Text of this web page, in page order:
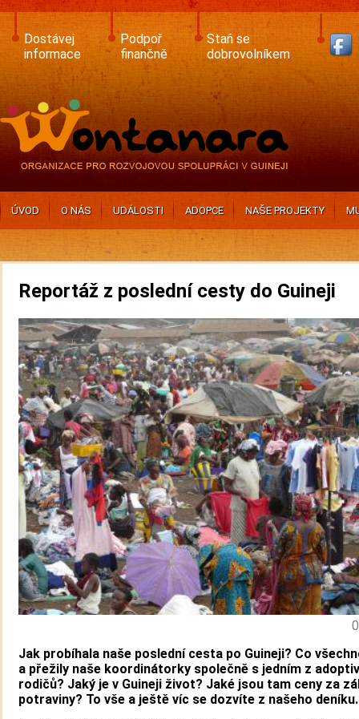
Skip
main
content
Dostávej
informace
Podpoř
finančně
Staň se
dobrovolníkem
ÚVOD O NÁS UDÁLOSTI ADOPCE NAŠE PROJEKTY
Reportáž z poslední cesty do Guineji
Jak probíhala naše poslední cesta po Guineji? Co
a přežily naše koordinátorky společně s jedním z
rodičů? Jaký je v Guineji život? Jaké jsou tam ceny za
potraviny? To vše a ještě víc se dozvíte z našeho deníku.